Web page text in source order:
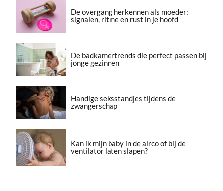
De overgang herkennen als moeder:
signalen, ritme en rust in je hoofd
De badkamertrends die perfect passen bij
jonge gezinnen
Handige seksstandjes tijdens de
zwangerschap
Kan ik mijn baby in de airco of bij de
ventilator laten slapen?